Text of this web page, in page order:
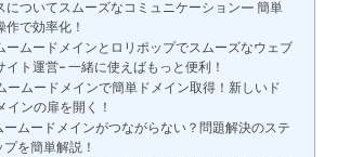
についてスムーズなコミュニケーション— 簡単
作で効率化！
ームードメインとロリポップでスムーズなウェブ
イト運営- 一緒に使えばもっと便利！
ームードメインで簡単ドメイン取得！新しいド
インの扉を開く！
ームードメインがつながらない？問題解決のステ
プを簡単解説！